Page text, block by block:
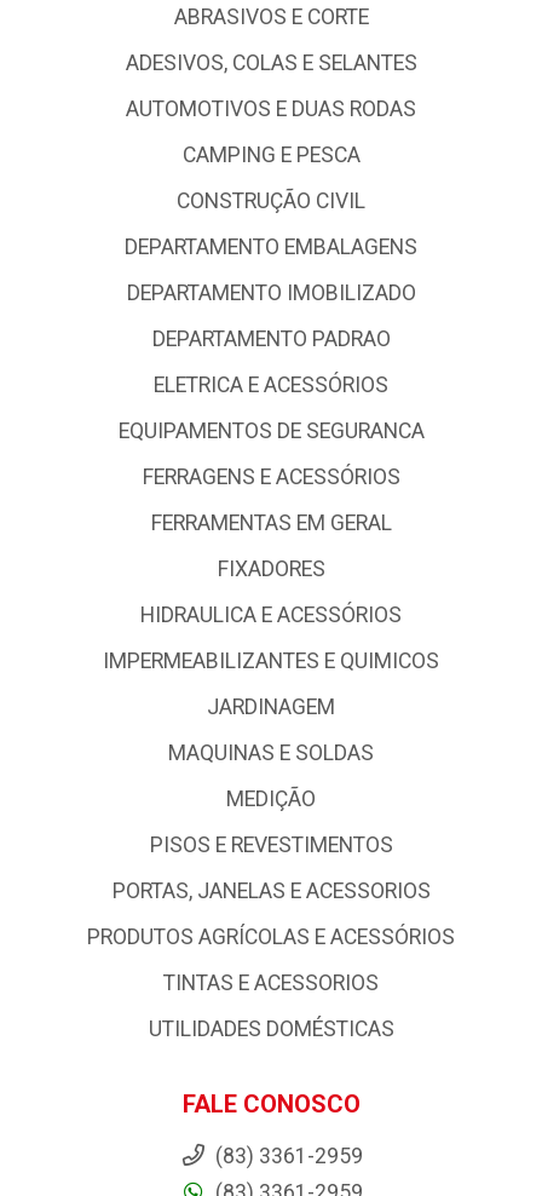
ABRASIVOS E CORTE
ADESIVOS, COLAS E SELANTES
AUTOMOTIVOS E DUAS RODAS
CAMPING E PESCA
CONSTRUÇÃO CIVIL
DEPARTAMENTO EMBALAGENS
DEPARTAMENTO IMOBILIZADO
DEPARTAMENTO PADRAO
ELETRICA E ACESSÓRIOS
EQUIPAMENTOS DE SEGURANCA
FERRAGENS E ACESSÓRIOS
FERRAMENTAS EM GERAL
FIXADORES
HIDRAULICA E ACESSÓRIOS
IMPERMEABILIZANTES E QUIMICOS
JARDINAGEM
MAQUINAS E SOLDAS
MEDIÇÃO
PISOS E REVESTIMENTOS
PORTAS, JANELAS E ACESSORIOS
PRODUTOS AGRÍCOLAS E ACESSÓRIOS
TINTAS E ACESSORIOS
UTILIDADES DOMÉSTICAS
FALE CONOSCO
(83) 3361-2959